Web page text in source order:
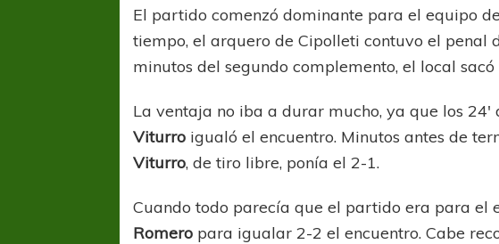
El partido comenzó dominante para el equipo
tiempo, el arquero de Cipolleti contuvo el penal
minutos del segundo complemento, el local
La ventaja no iba a durar mucho, ya que los
Viturro igualó el encuentro. Minutos antes de
Viturro, de tiro libre, ponía el 2-1.
Cuando todo parecía que el partido era para el
Romero para igualar 2-2 el encuentro. Cabe